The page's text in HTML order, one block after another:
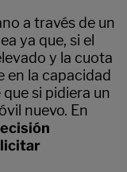
a través de un
ya que, si el
y la cuota
en la capacidad
si pidiera un
nuevo. En